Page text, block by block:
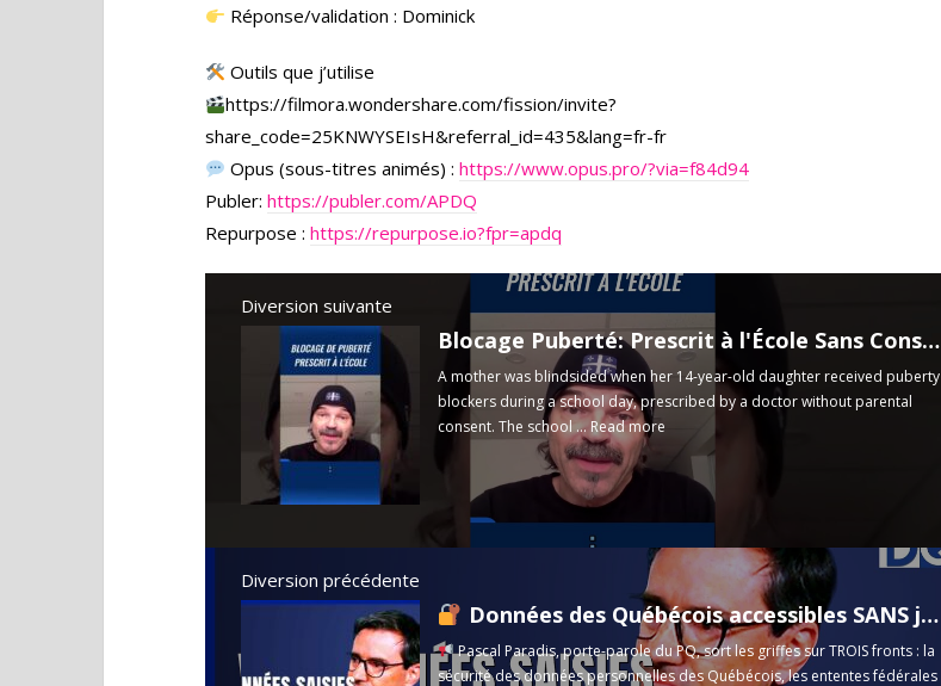
Réponse/validation : Dominick
Outils que j’utilise
https://filmora.wondershare.com/fission/invite?
share_code=25KNWYSEIsH&referral_id=435&lang=fr-fr
Opus (sous-titres animés) :https://www.opus.pro/?via=f84d94
Publer: https://publer.com/APDQ
Repurpose : https://repurpose.io?fpr=apdq
Diversion suivante
Blocage Puberté: Prescrit à l'École Sans Consentement Parental! #shorts
A mother was blindsided when her 14-year-old daughter received puberty
blockers during a school day, prescribed by a doctor without parental
consent. The school ...Read more
Diversion précédente
Données des Québécois accessibles SANS jugement : la ministre l'admet enfin!
Pascal Paradis, porte-parole du PQ, sort les griffes sur TROIS fronts : la
sécurité des données personnelles des Québécois, les ententes fédérales